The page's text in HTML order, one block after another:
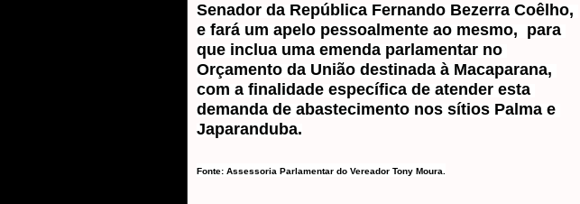
Senador da República Fernando Bezerra Coêlho,
e fará um apelo pessoalmente ao mesmo,  para
que inclua uma emenda parlamentar no
Orçamento da União destinada à Macaparana,
com a finalidade específica de atender esta
demanda de abastecimento nos sítios Palma e
Japaranduba.
Fonte: Assessoria Parlamentar do Vereador Tony Moura.